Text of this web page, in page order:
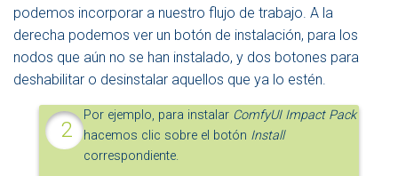
podemos incorporar a nuestro flujo de trabajo. A la
derecha podemos ver un botón de instalación, para los
nodos que aún no se han instalado, y dos botones para
deshabilitar o desinstalar aquellos que ya lo estén.
Por ejemplo, para instalar ComfyUI Impact Pack
hacemos clic sobre el botón Install
correspondiente.